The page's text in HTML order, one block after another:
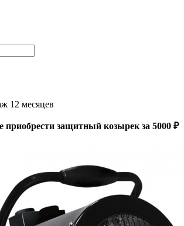
12 месяцев
защитный козырек за 5000 ₽